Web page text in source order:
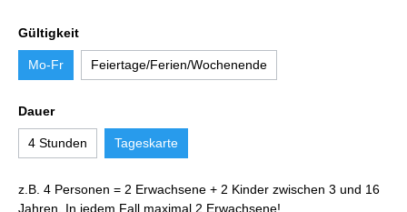
Gültigkeit
Mo-Fr Feiertage/Ferien/Wochenende
Dauer
4 Stunden Tageskarte
z.B. 4 Personen = 2 Erwachsene + 2 Kinder zwischen 3 und 16
Jahren. In jedem Fall maximal 2 Erwachsene!